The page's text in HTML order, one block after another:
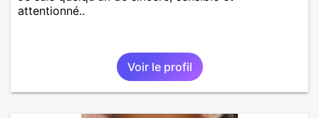
attentionné..
Voir le profil